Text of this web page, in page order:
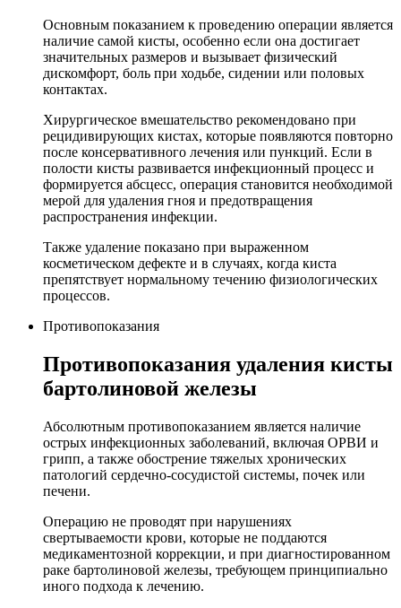
Основным показанием к проведению операции является
наличие самой кисты, особенно если она достигает
значительных размеров и вызывает физический
дискомфорт, боль при ходьбе, сидении или половых
контактах.
Хирургическое вмешательство рекомендовано при
рецидивирующих кистах, которые появляются повторно
после консервативного лечения или пункций. Если в
полости кисты развивается инфекционный процесс и
формируется абсцесс, операция становится необходимой
мерой для удаления гноя и предотвращения
распространения инфекции.
Также удаление показано при выраженном
косметическом дефекте и в случаях, когда киста
препятствует нормальному течению физиологических
процессов.
Противопоказания
Противопоказания удаления кисты
бартолиновой железы
Абсолютным противопоказанием является наличие
острых инфекционных заболеваний, включая ОРВИ и
грипп, а также обострение тяжелых хронических
патологий сердечно-сосудистой системы, почек или
печени.
Операцию не проводят при нарушениях
свертываемости крови, которые не поддаются
медикаментозной коррекции, и при диагностированном
раке бартолиновой железы, требующем принципиально
иного подхода к лечению.